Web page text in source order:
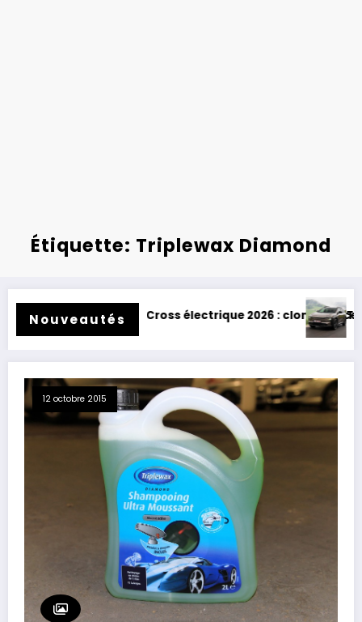
Étiquette: Triplewax Diamond
Nouveautés
Eclipse Cross électrique 2026 : clone de Scenic !Toyota BZ4X
12 octobre 2015